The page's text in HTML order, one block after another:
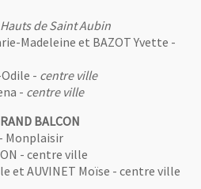
Hauts de Saint Aubin
Madeleine et BAZOT Yvette -
- centre ville
- centre ville
BALCON
Monplaisir
- centre ville
et AUVINET Moïse - centre ville